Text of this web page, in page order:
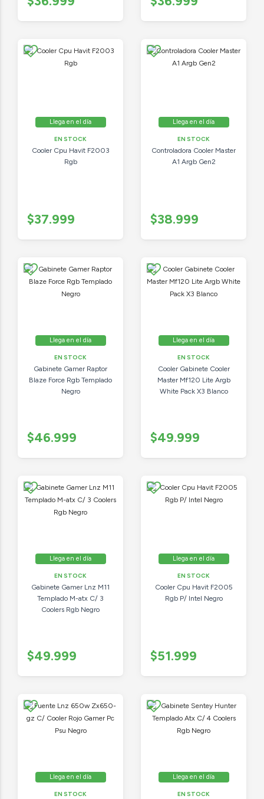
Llega en el día
EN STOCK
Cooler Cpu Havit F2003
Rgb
$37.999
Llega en el día
EN STOCK
Controladora Cooler Master
A1 Argb Gen2
$38.999
Llega en el día
EN STOCK
Gabinete Gamer Raptor
Blaze Force Rgb Templado
Negro
$46.999
Llega en el día
EN STOCK
Cooler Gabinete Cooler
Master Mf120 Lite Argb
White Pack X3 Blanco
$49.999
Llega en el día
EN STOCK
Gabinete Gamer Lnz M11
Templado M-atx C/ 3
Coolers Rgb Negro
$49.999
Llega en el día
EN STOCK
Cooler Cpu Havit F2005
Rgb P/ Intel Negro
$51.999
Llega en el día
EN STOCK
Llega en el día
EN STOCK